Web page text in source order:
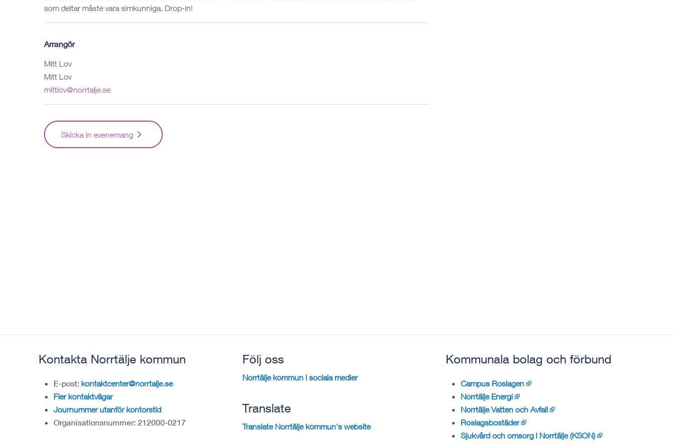
som deltar måste vara simkunniga. Drop-in!
Arrangör
Mitt Lov
Mitt Lov
mittlov@norrtalje.se
Skicka in evenemang
Kontakta Norrtälje kommun
E-post: kontaktcenter@norrtalje.se
Fler kontaktvägar
Journummer utanför kontorstid
Organisationsnummer: 212000-0217
Följ oss
Norrtälje kommun i sociala medier
Translate
Translate Norrtälje kommun's website
Kommunala bolag och förbund
Campus Roslagen
Norrtälje Energi
Norrtälje Vatten och Avfall
Roslagsbostäder
Sjukvård och omsorg i Norrtälje (KSON)